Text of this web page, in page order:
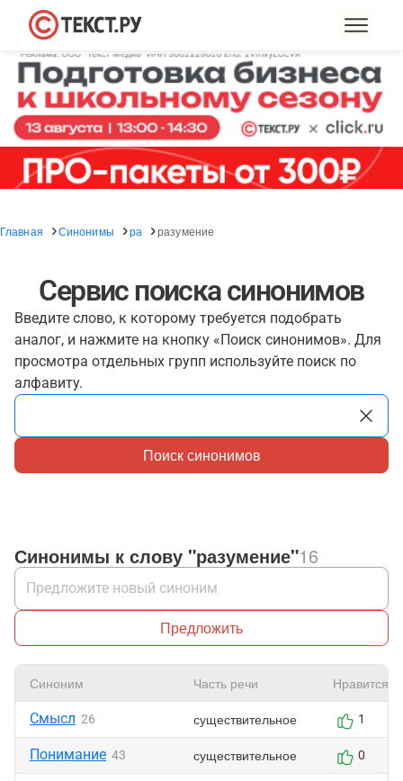
Главная Синонимы ра разумение
Сервис поиска синонимов
Введите слово, к которому требуется подобрать
аналог, и нажмите на кнопку «Поиск синонимов». Для
просмотра отдельных групп используйте поиск по
алфавиту.
Поиск синонимов
Синонимы к слову "разумение"16
Предложить
Синоним Часть речи Нравится
Смысл 26 существительное 1
Понимание 43 существительное 0